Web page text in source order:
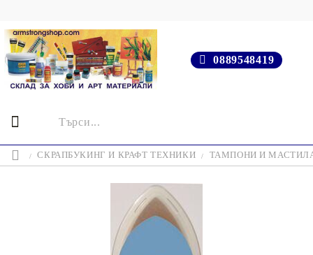
0889548419
СКРАПБУКИНГ И КРАФТ ТЕХНИКИ ТАМПОНИ И